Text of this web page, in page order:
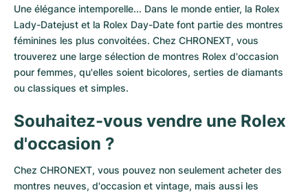
Une élégance intemporelle... Dans le monde entier, la Rolex
Lady-Datejust et la Rolex Day-Date font partie des montres
féminines les plus convoitées. Chez CHRONEXT, vous
trouverez une large sélection de montres Rolex d'occasion
pour femmes, qu'elles soient bicolores, serties de diamants
ou classiques et simples.
Souhaitez-vous vendre une Rolex
d'occasion ?
Chez CHRONEXT, vous pouvez non seulement acheter des
montres neuves, d'occasion et vintage, mais aussi les